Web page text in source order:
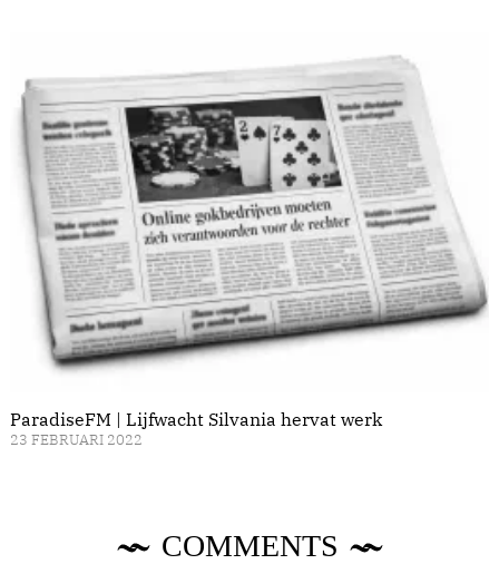
ParadiseFM | Lijfwacht Silvania hervat werk
23 FEBRUARI 2022
COMMENTS